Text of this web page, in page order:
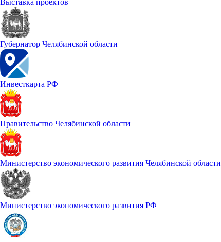
Губернатор Челябинской области
Инвесткарта РФ
Правительство Челябинской области
Министерство экономического развития Челябинской области
Министерство экономического развития РФ